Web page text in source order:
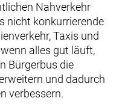
Nahverkehr
nicht konkurrierende
Taxis und
alles gut läuft,
Bürgerbus die
und dadurch
verbessern.